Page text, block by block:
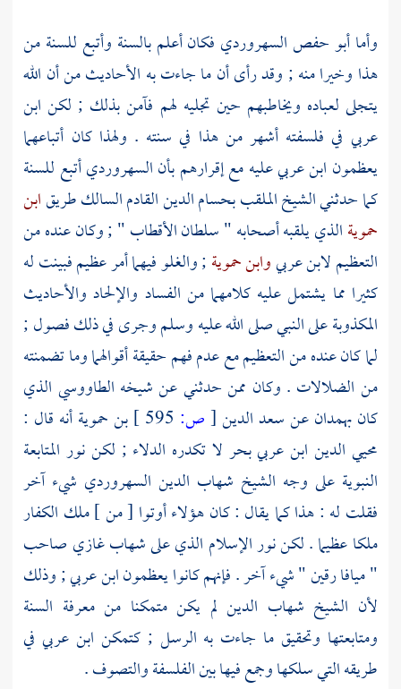
وأماأبو حفص السهروردي فكان أعلم بالسنة وأتبع للسنة من
هذا وخيرا منه ; وقد رأى أن ما جاءت به الأحاديث من أن الله
يتجلى لعباده ويخاطبهم حين تجليه لهم فآمن بذلك ; لكن ابن
عربي في فلسفته أشهر من هذا في سنته . ولهذا كان أتباعهما
يعظمون ابن عربيعليه مع إقرارهم بأنالسهرورديأتبع للسنة
كما حدثني الشيخ الملقببحسام الدين القادمالسالك طريقابن
حمويةالذي يلقبه أصحابه " سلطان الأقطاب " ; وكان عنده من
التعظيملابن عربيوابن حموية; والغلو فيهما أمر عظيم فبينت له
كثيرا مما يشتمل عليه كلامهما من الفساد والإلحاد والأحاديث
المكذوبة على النبي صلى الله عليه وسلم وجرى في ذلك فصول ;
لما كان عنده من التعظيم مع عدم فهم حقيقة أقوالهما وما تضمنته
من الضلالات . وكان ممن حدثني عن شيخه الطاووسي الذي
كانبهمدانعنسعد الدين[ص: بن حمويةأنه قال :
محيي الدين ابن عربيبحر لا تكدره الدلاء ; لكن نور المتابعة
النبوية على وجه الشيخ شهاب الدين السهروردي شيء آخر
فقلت له : هذا كما يقال : كان هؤلاء أوتوا [ من ] ملك الكفار
ملكا عظيما . لكن نور الإسلام الذي علىشهابغازي صاحب
" ميافا رقين " شيء آخر . فإنهم كانوا يعظمونابن عربي; وذلك
لأن الشيخ شهاب الدين لم يكن متمكنا من معرفة السنة
ومتابعتها وتحقيق ما جاءت به الرسل ; كتمكن ابن عربي في
طريقه التي سلكها وجمع فيها بين الفلسفة والتصوف .